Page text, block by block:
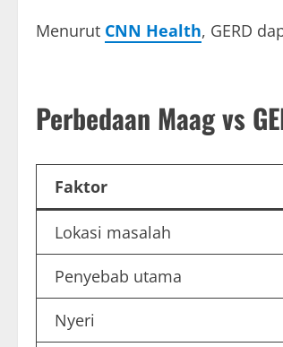
Menurut CNN Health, GERD
Perbedaan Maag vs
Faktor
Lokasi masalah
Penyebab utama
Nyeri